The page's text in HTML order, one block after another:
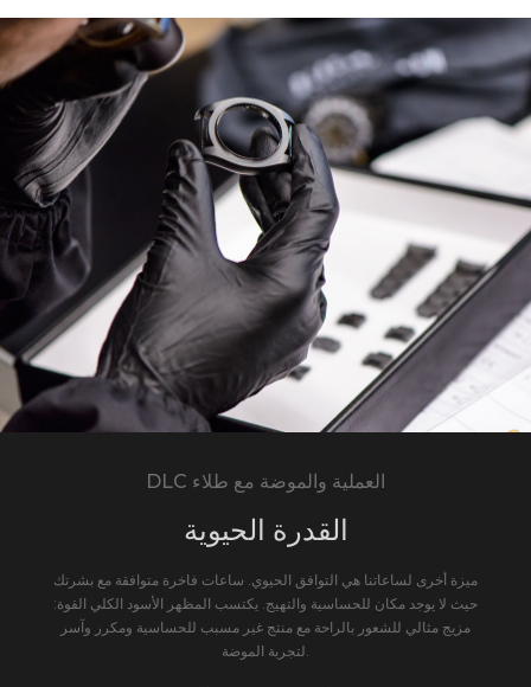
DLC العملية والموضة مع طلاء
القدرة الحيوية
ميزة أخرى لساعاتنا هي التوافق الحيوي. ساعات فاخرة متوافقة مع بشرتك
حيث لا يوجد مكان للحساسية والتهيج. يكتسب المظهر الأسود الكلي القوة:
مزيج مثالي للشعور بالراحة مع منتج غير مسبب للحساسية ومكرر وآسر